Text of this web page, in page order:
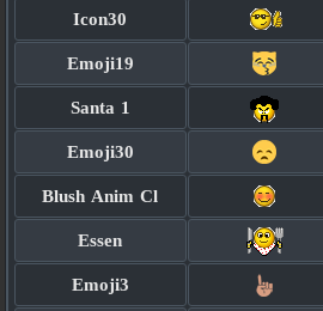
Icon30
Emoji19
Santa 1
Emoji30
Blush Anim Cl
Essen
Emoji3